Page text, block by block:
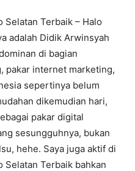
Selatan Terbaik – Halo
adalah Didik Arwinsyah
di bagian
pakar internet marketing,
sepertinya belum
dikemudian hari,
pakar digital
sesungguhnya, bukan
hehe. Saya juga aktif di
Selatan Terbaik bahkan